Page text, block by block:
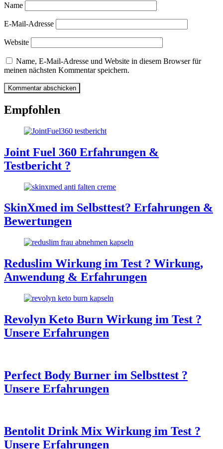
Name
E-Mail-Adresse
Website
Name, E-Mail-Adresse und Website in diesem Browser für
meinen nächsten Kommentar speichern.
Empfohlen
Joint Fuel 360 Erfahrungen &
Testbericht ?
SkinXmed im Selbsttest? Erfahrungen &
Bewertungen
Reduslim Wirkung im Test ? Wirkung,
Anwendung & Erfahrungen
Revolyn Keto Burn Wirkung im Test ?
Unsere Erfahrungen
Perfect Body Burner im Selbsttest ?
Unsere Erfahrungen
Bentolit Drink Mix Wirkung im Test ?
Unsere Erfahrungen